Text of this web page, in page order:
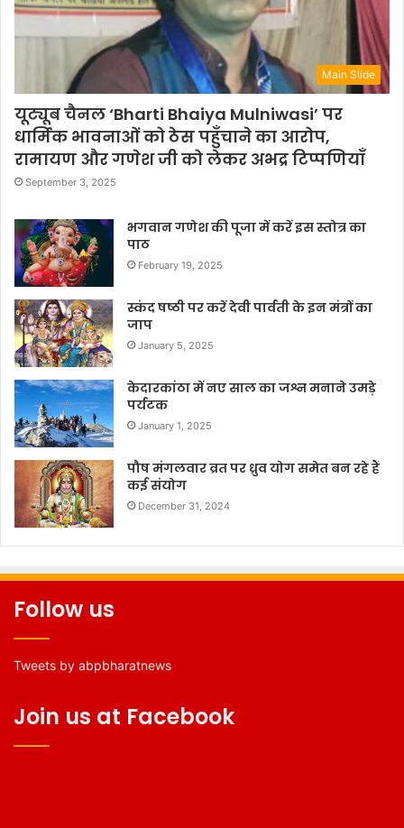
Main Slide
यूट्यूब चैनल ‘Bharti Bhaiya Mulniwasi’ पर
धार्मिक भावनाओं को ठेस पहुँचाने का आरोप,
रामायण और गणेश जी को लेकर अभद्र टिप्पणियाँ
September 3, 2025
भगवान गणेश की पूजा में करें इस स्तोत्र का
पाठ
February 19, 2025
स्कंद षष्ठी पर करें देवी पार्वती के इन मंत्रों का
जाप
January 5, 2025
केदारकांठा में नए साल का जश्न मनाने उमड़े
पर्यटक
January 1, 2025
पौष मंगलवार व्रत पर ध्रुव योग समेत बन रहे हैं
कई संयोग
December 31, 2024
Follow us
Tweets by abpbharatnews
Join us at Facebook